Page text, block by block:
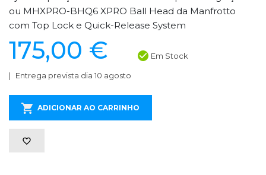
ou MHXPRO-BHQ6 XPRO Ball Head da Manfrotto
com Top Lock e Quick-Release System
175,00 € Em Stock
Entrega prevista dia 10 agosto
ADICIONAR AO CARRINHO